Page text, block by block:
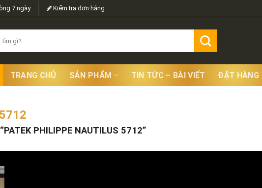
7 ngày Kiểm tra đơn hàng
TRANG CHỦ SẢN PHẨM TIN TỨC – BÀI VIẾT ĐẶT HÀNG
PHILIPPE NAUTILUS 5712”